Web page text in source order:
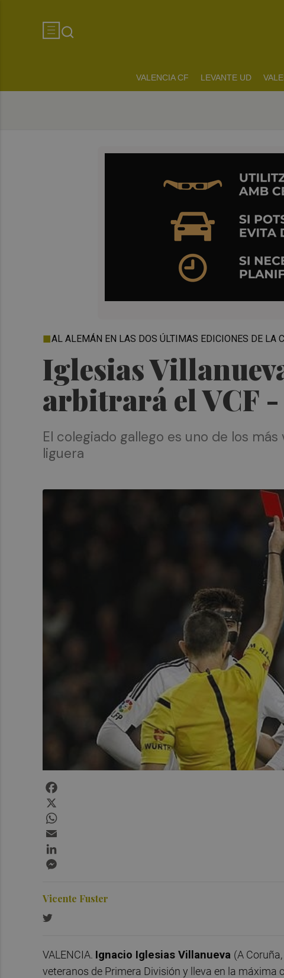
VALENCIA CF LEVANTE UD
Iglesias
arbitrará el VCF
AL ALEMÁN EN LAS DOS ÚLTIMAS EDICIONES DE LA
El colegiado gallego es uno de los
liguera
Vicente Fuster
VALENCIA. Ignacio Iglesias Villanueva (A
veteranos de Primera División y lleva en la máxima